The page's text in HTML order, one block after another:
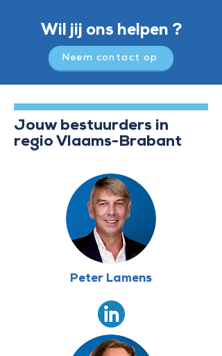
Wil jij ons helpen ?
Neem contact op
Jouw bestuurders in
regio Vlaams-Brabant
Peter Lamens